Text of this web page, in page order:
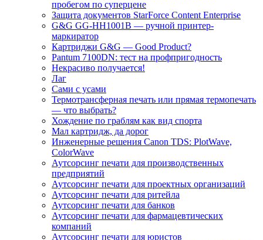
пробегом по суперцене
Защита документов StarForce Content Enterprise
G&G GG-HH1001B — ручной принтер-
маркиратор
Картриджи G&G — Good Product?
Pantum 7100DN: тест на профпригодность
Некрасиво получается!
Лаг
Сами с усами
Термотрансферная печать или прямая термопечать
— что выбрать?
Хождение по граблям как вид спорта
Мал картридж, да дорог
Инженерные решения Canon TDS: PlotWave,
ColorWave
Аутсорсинг печати для производственных
предприятий
Аутсорсинг печати для проектных организаций
Аутсорсинг печати для ритейла
Аутсорсинг печати для банков
Аутсорсинг печати для фармацевтических
компаний
Аутсорсинг печати для юристов